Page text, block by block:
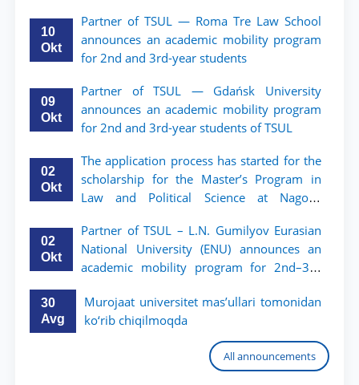
10
Okt
Partner of TSUL — Roma Tre Law School
announces an academic mobility program
for 2nd and 3rd-year students
09
Okt
Partner of TSUL — Gdańsk University
announces an academic mobility program
for 2nd and 3rd-year students of TSUL
02
Okt
The application process has started for the
scholarship for the Master’s Program in
Law and Political Science at Nagoya
02
Okt
Partner of TSUL – L.N. Gumilyov Eurasian
National University (ENU) announces an
academic mobility program for 2nd–3rd
30
Avg
Murojaat universitet mas’ullari tomonidan
ko‘rib chiqilmoqda
All announcements